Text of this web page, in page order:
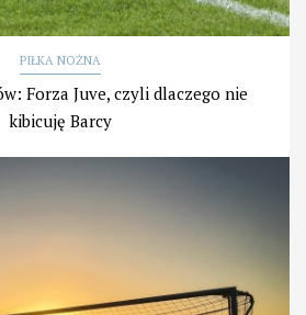
PIŁKA NOŻNA
Forza Juve, czyli dlaczego nie
kibicuję Barcy